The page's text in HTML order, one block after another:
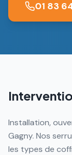
01 83
Installation,
Gagny. Nos
les types de